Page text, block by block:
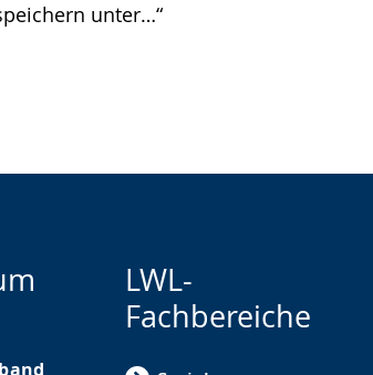
unter…“
LWL-
Fachbereiche